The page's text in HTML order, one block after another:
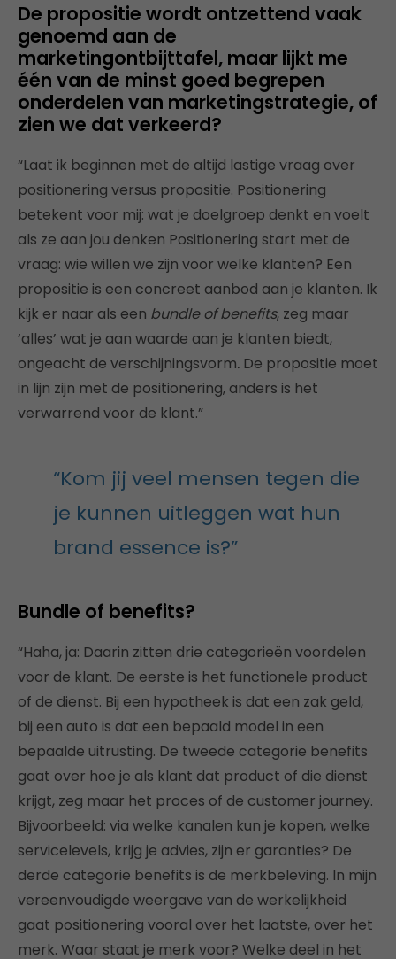
De propositie wordt ontzettend vaak
genoemd aan de
marketingontbijttafel, maar lijkt me
één van de minst goed begrepen
onderdelen van marketingstrategie, of
zien we dat verkeerd?
“Laat ik beginnen met de altijd lastige vraag over
positionering versus propositie. Positionering
betekent voor mij: wat je doelgroep denkt en voelt
als ze aan jou denken Positionering start met de
vraag: wie willen we zijn voor welke klanten? Een
propositie is een concreet aanbod aan je klanten. Ik
kijk er naar als een bundle of benefits, zeg maar
‘alles’ wat je aan waarde aan je klanten biedt,
ongeacht de verschijningsvorm. De propositie moet
in lijn zijn met de positionering, anders is het
verwarrend voor de klant.”
“Kom jij veel mensen tegen die
je kunnen uitleggen wat hun
brand essence is?”
Bundle of benefits?
“Haha, ja: Daarin zitten drie categorieën voordelen
voor de klant. De eerste is het functionele product
of de dienst. Bij een hypotheek is dat een zak geld,
bij een auto is dat een bepaald model in een
bepaalde uitrusting. De tweede categorie benefits
gaat over hoe je als klant dat product of die dienst
krijgt, zeg maar het proces of de customer journey.
Bijvoorbeeld: via welke kanalen kun je kopen, welke
servicelevels, krijg je advies, zijn er garanties? De
derde categorie benefits is de merkbeleving. In mijn
vereenvoudigde weergave van de werkelijkheid
gaat positionering vooral over het laatste, over het
merk. Waar staat je merk voor? Welke deel in het